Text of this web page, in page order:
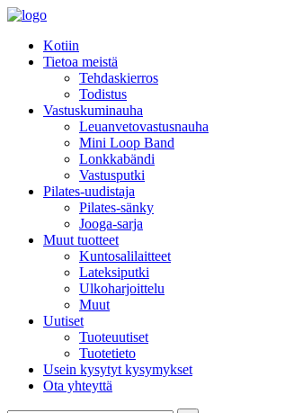
Kotiin
Tietoa meistä
Tehdaskierros
Todistus
Vastuskuminauha
Leuanvetovastusnauha
Mini Loop Band
Lonkkabändi
Vastusputki
Pilates-uudistaja
Pilates-sänky
Jooga-sarja
Muut tuotteet
Kuntosalilaitteet
Lateksiputki
Ulkoharjoittelu
Muut
Uutiset
Tuoteuutiset
Tuotetieto
Usein kysytyt kysymykset
Ota yhteyttä